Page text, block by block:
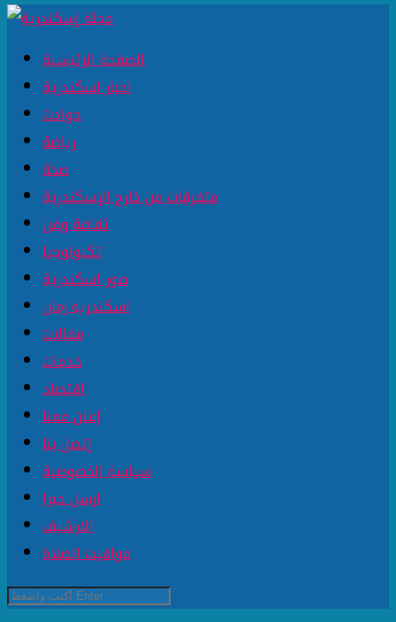
الصفحة الرئيسية
اخبار اسكندرية
حوادث
رياضة
صحة
متفرقات من خارج الإسكندرية
ثقافة وفن
تكنولوجيا
صور اسكندرية
اسكندرية زمان
مقالات
خدمات
اقتصاد
إعلن معنا
إتصل بنا
سياسة الخصوصية
ارسل خبرا
الارشيف
مواقيت الصلاة